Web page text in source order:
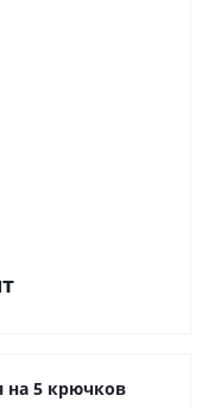
на 5 крючков